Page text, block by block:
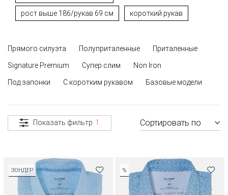
рост выше 186/рукав 69 см короткий рукав
Прямого силуэта Полуприталенные Приталенные
Signature Premium Супер слим Non Iron
Под запонки С коротким рукавом Базовые модели
Показать фильтр 1 Сортировать по
ЗОНДЕР %